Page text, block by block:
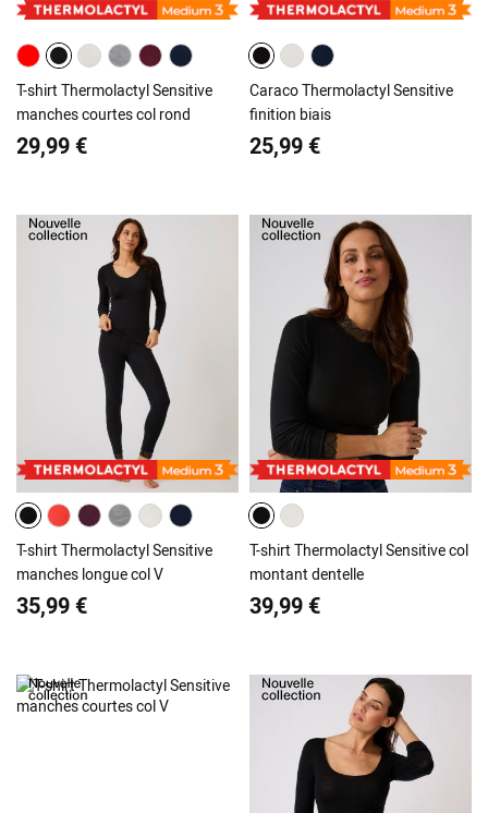
T-shirt Thermolactyl Sensitive
manches courtes col rond
29,99 €
Caraco Thermolactyl Sensitive
finition biais
25,99 €
T-shirt Thermolactyl Sensitive
manches longue col V
35,99 €
T-shirt Thermolactyl Sensitive col
montant dentelle
39,99 €